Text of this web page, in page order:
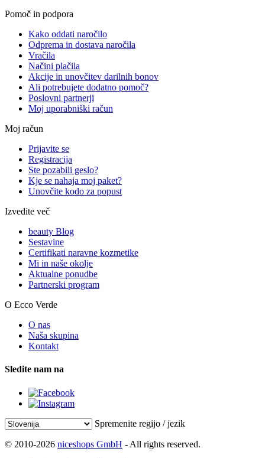
Pomoč in podpora
Kako oddati naročilo
Odprema in dostava naročila
Vračila
Načini plačila
Akcije in unovčitev darilnih bonov
Ali potrebujete dodatno pomoč?
Poslovni partnerji
Moj uporabniški račun
Moj račun
Prijavite se
Registracija
Ste pozabili geslo?
Kje se nahaja moj paket?
Unovčite kodo za popust
Izvedite več
beauty Blog
Sestavine
Certifikati naravne kozmetike
Mi in naše okolje
Aktualne ponudbe
Partnerski program
O Ecco Verde
O nas
Naša skupina
Kontakt
Sledite nam na
Spremenite regijo / jezik
© 2010-2026 niceshops GmbH - All rights reserved.